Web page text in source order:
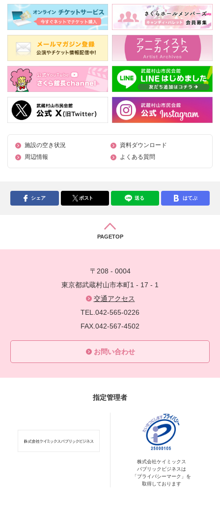
施設の空き状況
資料ダウンロード
周辺情報
よくある質問
シェア ポスト 送る はてぶ
PAGETOP
〒208 - 0004
東京都武蔵村山市本町1 - 17 - 1
交通アクセス
TEL.042-565-0226
FAX.042-567-4502
お問い合わせ
指定管理者
株式会社ケイミックス
パブリックビジネスは
「プライバシーマーク」を
取得しております